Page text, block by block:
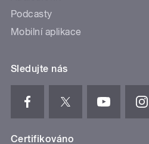
Podcasty
Mobilní aplikace
Sledujte nás
Certifikováno